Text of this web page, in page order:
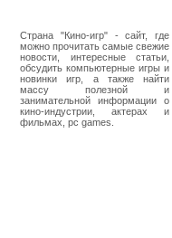
Страна "Кино-игр" - сайт, где
можно прочитать самые свежие
новости, интересные статьи,
обсудить компьютерные игры и
новинки игр, а также найти
массу полезной и
занимательной информации о
кино-индустрии, актерах и
фильмах, pc games.